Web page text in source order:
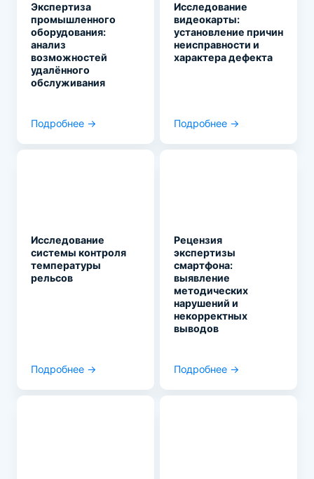
Экспертиза
промышленного
оборудования:
анализ
возможностей
удалённого
обслуживания
Подробнее →
Исследование
видеокарты:
установление причин
неисправности и
характера дефекта
Подробнее →
Исследование
системы контроля
температуры
рельсов
Подробнее →
Рецензия
экспертизы
смартфона:
выявление
методических
нарушений и
некорректных
выводов
Подробнее →